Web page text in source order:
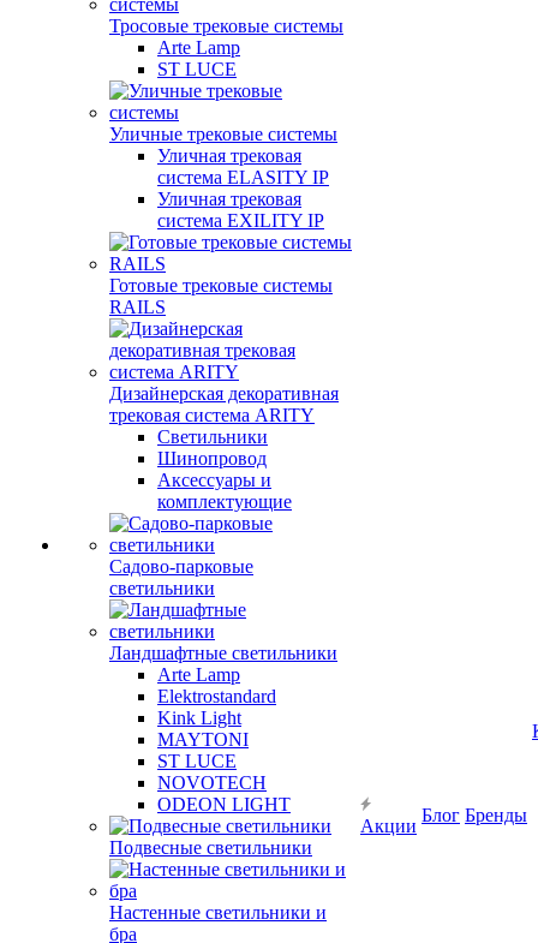
Тросовые трековые системы
Arte Lamp
ST LUCE
Уличные трековые системы
Уличная трековая
система ELASITY IP
Уличная трековая
система EXILITY IP
Готовые трековые системы
RAILS
Дизайнерская декоративная
трековая система ARITY
Светильники
Шинопровод
Аксессуары и
комплектующие
Садово-парковые
светильники
Ландшафтные светильники
Arte Lamp
Elektrostandard
Kink Light
MAYTONI
ST LUCE
NOVOTECH
ODEON LIGHT
Подвесные светильники
Настенные светильники и
бра
Акции
Блог Бренды